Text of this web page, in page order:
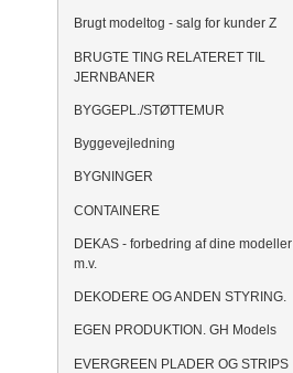
Brugt modeltog - salg for kunder Z
BRUGTE TING RELATERET TIL
JERNBANER
BYGGEPL./STØTTEMUR
Byggevejledning
BYGNINGER
CONTAINERE
DEKAS - forbedring af dine modeller
m.v.
DEKODERE OG ANDEN STYRING.
EGEN PRODUKTION. GH Models
EVERGREEN PLADER OG STRIPS